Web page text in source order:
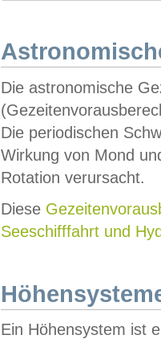
Die astronomische
Die periodischen
Wirkung von Mond
Rotation verursacht.
Diese
Seeschifffahrt und
Ein Höhensystem ist